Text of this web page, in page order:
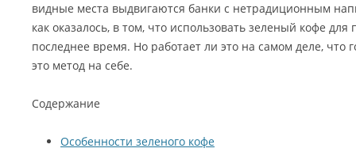
видные места выдвигаются банки с нетрадиционным
как оказалось, в том, что использовать зеленый кофе
последнее время. Но работает ли это на самом деле, что
это метод на себе.
Содержание
Особенности зеленого кофе